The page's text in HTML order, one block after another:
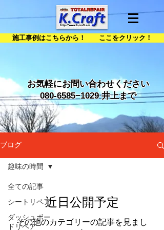
施工事例はこちらから！ ここをクリック！
お気軽にお問い合わせください
080-6585−1029 井上まで
ブログ
全ての記事
シートリペア
ダッシュボー
ドリペア
趣味の時間
近日公開予定
その他のカテゴリーの記事を見まし